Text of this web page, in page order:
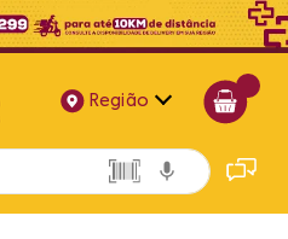
Região
Alagoas
Bahia